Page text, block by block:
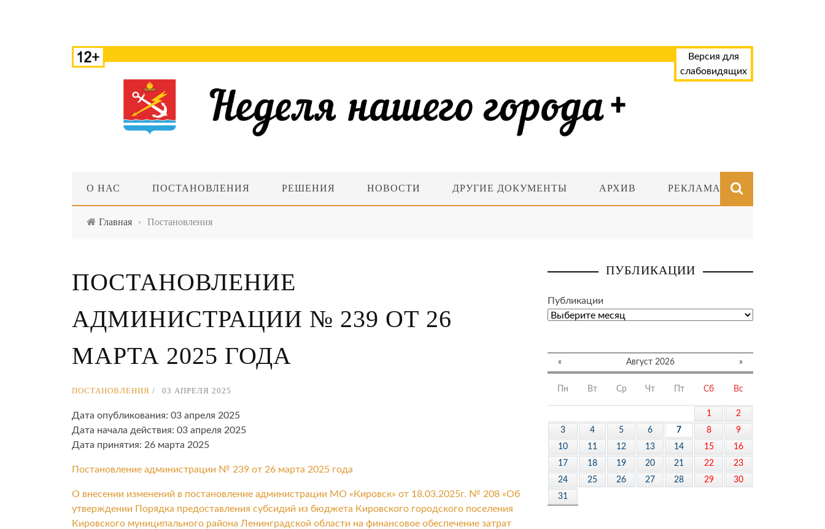
Версия для
слабовидящих
О НАС ПОСТАНОВЛЕНИЯ РЕШЕНИЯ НОВОСТИ ДРУГИЕ ДОКУМЕНТЫ АРХИВ РЕКЛАМА
Главная › Постановления
ПОСТАНОВЛЕНИЕ
АДМИНИСТРАЦИИ № 239 ОТ 26
МАРТА 2025 ГОДА
ПОСТАНОВЛЕНИЯ 03 АПРЕЛЯ 2025
Дата опубликования: 03 апреля 2025
Дата начала действия: 03 апреля 2025
Дата принятия: 26 марта 2025
Постановление администрации № 239 от 26 марта 2025 года
О внесении изменений в постановление администрации МО «Кировск» от 18.03.2025г. № 208 «Об
утверждении Порядка предоставления субсидий из бюджета Кировского городского поселения
Кировского муниципального района Ленинградской области на финансовое обеспечение затрат
ПУБЛИКАЦИИ
Публикации
« Август 2026 »
Пн Вт Ср Чт Пт Сб Вс
1
2
3
4 5 6 7 8
9
10
11 12 13 14 15
16
17
18 19 20 21 22
23
24
25 26 27 28 29
30
31